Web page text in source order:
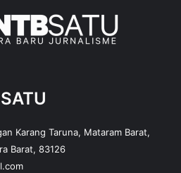
Karang Taruna, Mataram Barat,
Barat, 83126